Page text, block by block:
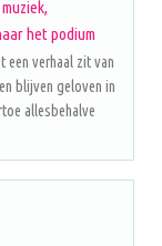
het podium
een verhaal zit van
blijven geloven in
allesbehalve